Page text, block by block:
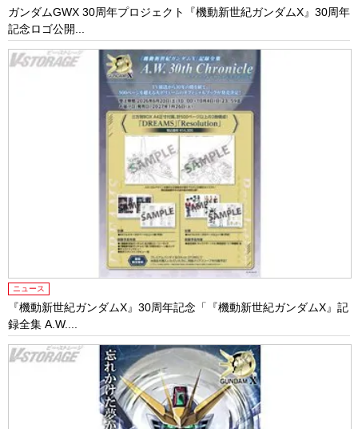
ガンダムGWX 30周年プロジェクト『機動新世紀ガンダムX』30周年
記念ロゴ公開...
ニュース
『機動新世紀ガンダムX』30周年記念「『機動新世紀ガンダムX』記
録全集 A.W....